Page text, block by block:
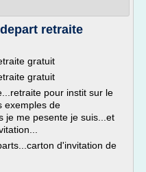
retraite
gratuit
gratuit
pour instit sur le
exemples de
je me pesente je suis...et
d'invitation de